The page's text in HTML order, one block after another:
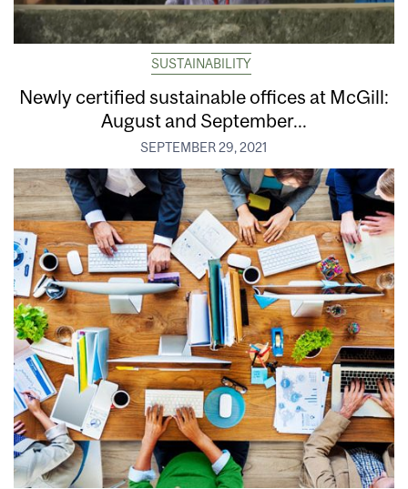
SUSTAINABILITY
Newly certified sustainable offices at McGill:
August and September...
SEPTEMBER 29, 2021